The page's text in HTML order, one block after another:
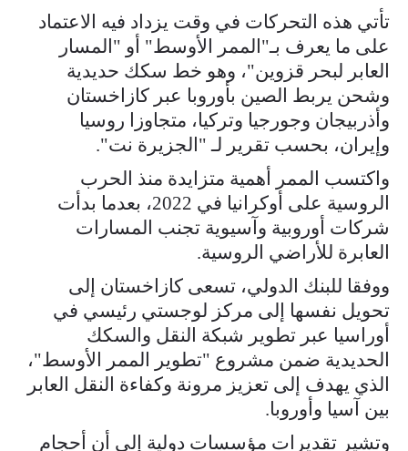
تأتي هذه التحركات في وقت يزداد فيه الاعتماد
على ما يعرف بـ"الممر الأوسط" أو "المسار
العابر لبحر قزوين"، وهو خط سكك حديدية
وشحن يربط الصين بأوروبا عبر كازاخستان
وأذربيجان وجورجيا وتركيا، متجاوزا روسيا
وإيران، بحسب تقرير لـ "الجزيرة نت".
واكتسب الممر أهمية متزايدة منذ الحرب
الروسية على أوكرانيا في 2022، بعدما بدأت
شركات أوروبية وآسيوية تجنب المسارات
العابرة للأراضي الروسية.
ووفقا للبنك الدولي، تسعى كازاخستان إلى
تحويل نفسها إلى مركز لوجستي رئيسي في
أوراسيا عبر تطوير شبكة النقل والسكك
الحديدية ضمن مشروع "تطوير الممر الأوسط"،
الذي يهدف إلى تعزيز مرونة وكفاءة النقل العابر
بين آسيا وأوروبا.
وتشير تقديرات مؤسسات دولية إلى أن أحجام